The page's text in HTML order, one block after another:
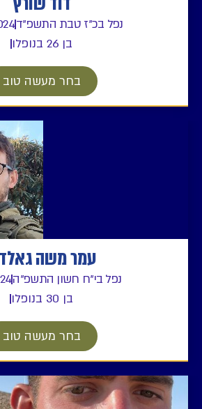
נפל בכ"ז טבת התשפ"ד 08/01/2024
בחר מעשה טוב
עמר משה גאלדור
נפל בי"ח חשון התשפ"ה 19/11/2024
בחר מעשה טוב